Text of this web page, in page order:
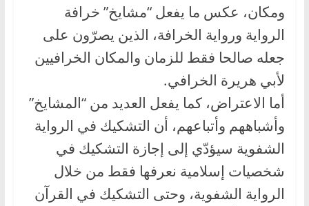
ومكان، عكس ما يفعل “مشايخ” خرافة
الرواية ورواية الخرافة، الذين يصرّون على
جعله صالحا فقط للزمان والمكان الخرافيين
لأبي هريرة الخرافي.
أما الاعتراض، كما يفعل العديد من “المشايخ”
وأشباههم وأتباعهم، أن التشكيك في الرواية
الشفوية سيؤدّي إلى إجازة التشكيك في
شخصيات إسلامية نعرفها فقط من خلال
الرواية الشفوية، وحتى التشكيك في القرآن